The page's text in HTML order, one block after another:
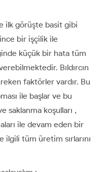
ilk görüşte basit gibi
bir işçilik ile
küçük bir hata tüm
Bıldırcın
faktörler vardır. Bu
ile başlar ve bu
saklanma koşulları ,
ile devam eden bir
ilgili tüm üretim sırlarını